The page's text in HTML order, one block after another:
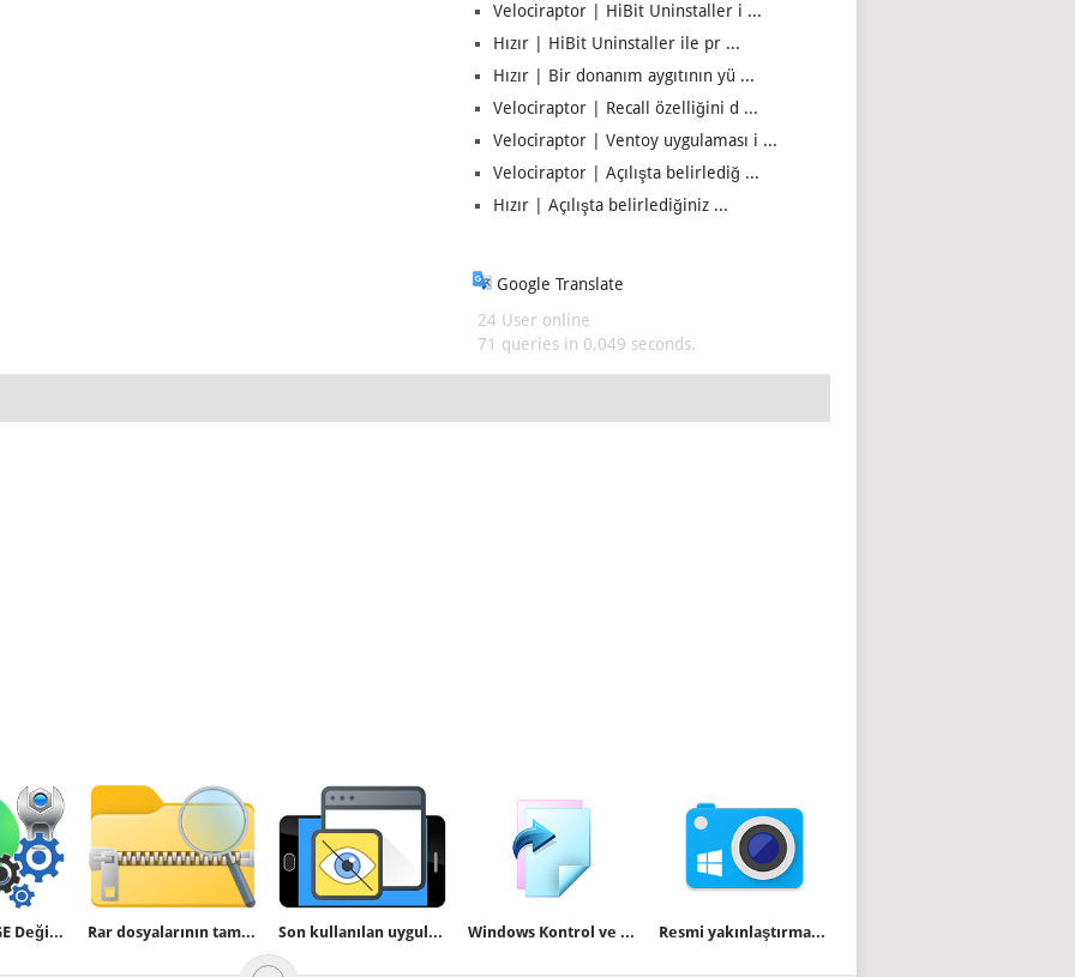
Velociraptor | HiBit Uninstaller i ...
Hızır | HiBit Uninstaller ile pr ...
Hızır | Bir donanım aygıtının yü ...
Velociraptor | Recall özelliğini d ...
Velociraptor | Ventoy uygulaması i ...
Velociraptor | Açılışta belirlediğ ...
Hızır | Açılışta belirlediğiniz ...
Google Translate
24 User online
71 queries in 0,049 seconds.
Microsoft EDGE Değiştir veya kaldır silik hatası Rar dosyalarının tamamını indirmeden içeriğini görün Son kullanılan uygulama önizlemelerini bulanıklaştırın Windows Kontrol ve diyalog yazılarını kopyalamak Resmi yakınlaştırmak için fare tekerleğini kullanın